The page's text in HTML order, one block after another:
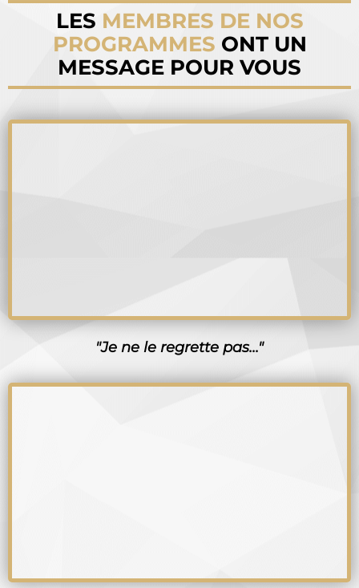
LES MEMBRES DE NOS
PROGRAMMES ONT UN
MESSAGE POUR VOUS
"Je ne le regrette pas..."